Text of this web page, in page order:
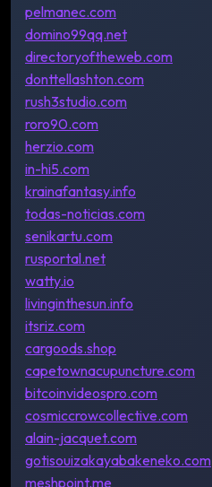
pelmanec.com
domino99qq.net
directoryoftheweb.com
donttellashton.com
rush3studio.com
roro90.com
herzio.com
in-hi5.com
krainafantasy.info
todas-noticias.com
senikartu.com
rusportal.net
watty.io
livinginthesun.info
itsriz.com
cargoods.shop
capetownacupuncture.com
bitcoinvideospro.com
cosmiccrowcollective.com
alain-jacquet.com
gotisouizakayabakeneko.com
meshpoint.me